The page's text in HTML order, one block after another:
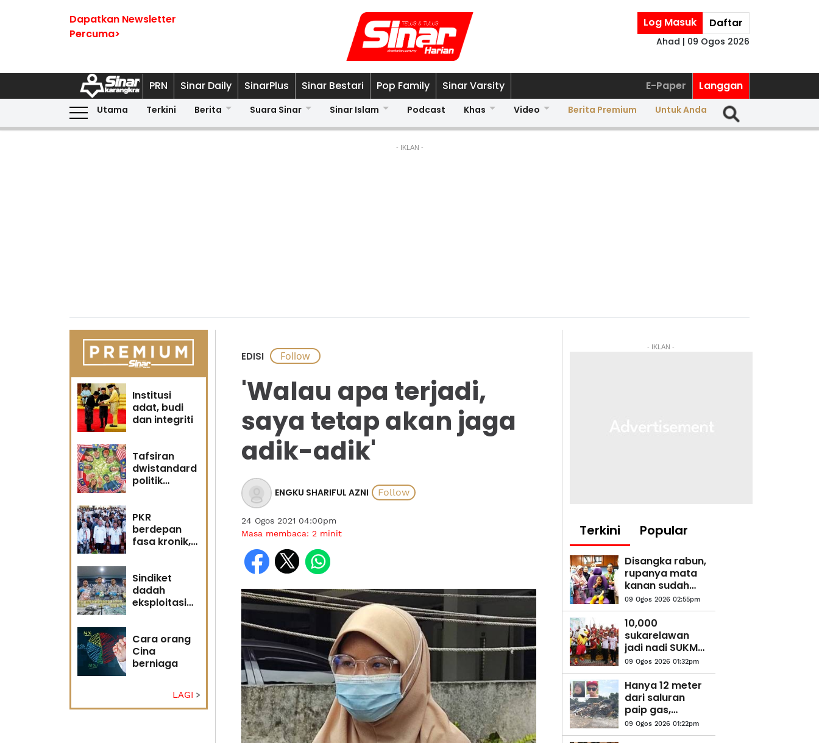
Dapatkan Newsletter
Percuma>
Log Masuk Daftar
Ahad | 09 Ogos 2026
PRN Sinar Daily SinarPlus Sinar Bestari Pop Family Sinar Varsity E-Paper Langgan
Utama Terkini Berita Suara Sinar Sinar Islam Podcast Khas Video Berita Premium Untuk Anda
- IKLAN -
Institusi
adat, budi
dan integriti
Tafsiran
dwistandard
politik
PKR
berdepan
fasa kronik,
memihak
Anwar?
Sindiket
dadah
eksploitasi
Cara orang
Cina
berniaga
LAGI
EDISI
'Walau apa terjadi,
saya tetap akan jaga
adik-adik'
ENGKU SHARIFUL AZNI
24 Ogos 2021 04:00pm
Masa membaca: 2 minit
- IKLAN -
Terkini Popular
Disangka rabun,
rupanya mata
kanan sudah
buta
09 Ogos 2026 02:55pm
10,000
sukarelawan
jadi nadi SUKMA
Selangor
09 Ogos 2026 01:32pm
Hanya 12 meter
dari saluran
paip gas,
pembakaran
barang lusuh
09 Ogos 2026 01:22pm